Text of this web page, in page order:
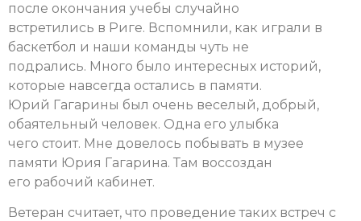
после окончания учебы случайно
встретились в Риге. Вспомнили, как играли в
баскетбол и наши команды чуть не
подрались. Много было интересных историй,
которые навсегда остались в памяти.
Юрий Гагарины был очень веселый, добрый,
обаятельный человек. Одна его улыбка
чего стоит. Мне довелось побывать в музее
памяти Юрия Гагарина. Там воссоздан
его рабочий кабинет.
Ветеран считает, что проведение таких встреч с